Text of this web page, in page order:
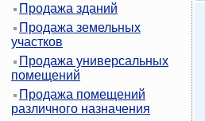
Продажа зданий
Продажа земельных
участков
Продажа универсальных
помещений
Продажа помещений
различного назначения